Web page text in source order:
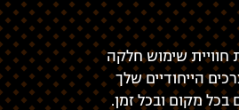
חוויית שימוש חלקה
הייחודיים שלך
בכל מקום ובכל זמן.